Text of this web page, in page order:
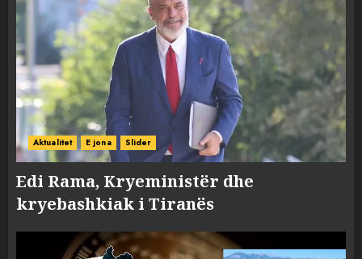
Aktualitet E jona Slider
Edi Rama, Kryeministër dhe
kryebashkiak i Tiranës